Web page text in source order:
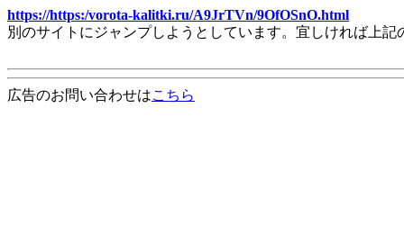
https://https:/vorota-kalitki.ru/A9JrTVn/9OfOSnO.html
別のサイトにジャンプしようとしています。宜しければ上
広告のお問い合わせはこちら